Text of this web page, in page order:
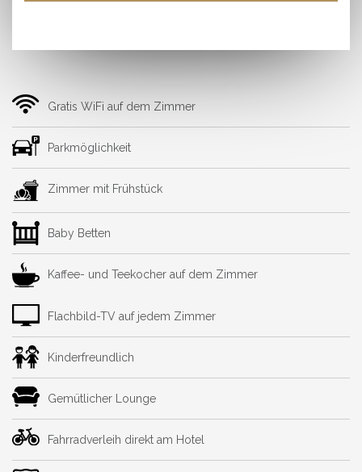
Gratis WiFi auf dem Zimmer
Parkmöglichkeit
Zimmer mit Frühstück
Baby Betten
Kaffee- und Teekocher auf dem Zimmer
Flachbild-TV auf jedem Zimmer
Kinderfreundlich
Gemütlicher Lounge
Fahrradverleih direkt am Hotel